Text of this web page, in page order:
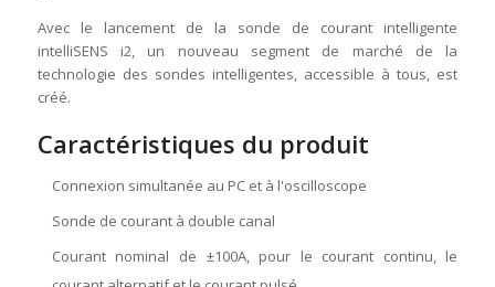
Avec le lancement de la sonde de courant intelligente
intelliSENS i2, un nouveau segment de marché de la
technologie des sondes intelligentes, accessible à tous, est
créé.
Caractéristiques du produit
Connexion simultanée au PC et à l'oscilloscope
Sonde de courant à double canal
Courant nominal de ±100A, pour le courant continu, le